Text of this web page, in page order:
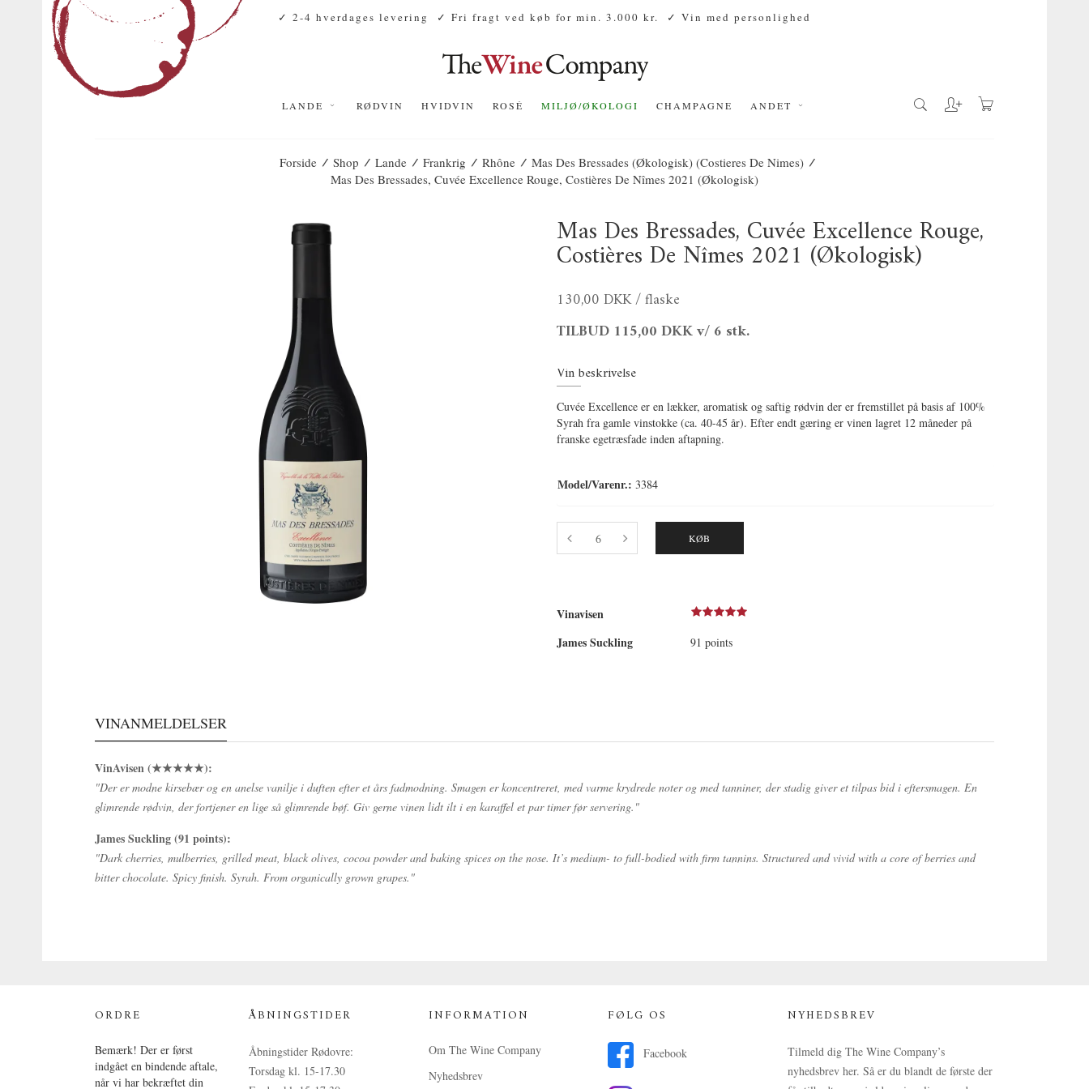
✓ 2-4 hverdages levering ✓ Fri fragt ved køb for min. 3.000 kr. ✓ Vin med personlighed
LANDE RØDVIN HVIDVIN ROSÉ MILJØ/ØKOLOGI CHAMPAGNE ANDET
Forside / Shop / Lande / Frankrig / Rhône / Mas Des Bressades (Økologisk) (Costieres De Nimes) /
Mas Des Bressades, Cuvée Excellence Rouge, Costières De Nîmes 2021 (økologisk)
Mas Des Bressades, Cuvée Excellence Rouge,
Costières De Nîmes 2021 (økologisk)
130,00 DKK/ flaske
TILBUD 115,00 DKKv/ 6 stk.
Vin beskrivelse
Cuvée Excellence er en lækker, aromatisk og saftig rødvin der er fremstillet på basis af 100%
Syrah fra gamle vinstokke (ca. 40-45 år). Efter endt gæring er vinen lagret 12 måneder på
franske egetræsfade inden aftapning.
Model/Varenr.: 3384
KØB
Vinavisen
James Suckling
91 points
VINANMELDELSER
VinAvisen (★★★★★):
"Der er modne kirsebær og en anelse vanilje i duften efter et års fadmodning. Smagen er koncentreret, med varme krydrede noter og med tanniner, der stadig giver et tilpas bid i eftersmagen. En
glimrende rødvin, der fortjener en lige så glimrende bøf. Giv gerne vinen lidt ilt i en karaffel et par timer før servering."
James Suckling (91 points):
"Dark cherries, mulberries, grilled meat, black olives, cocoa powder and baking spices on the nose. It’s medium- to full-bodied with firm tannins. Structured and vivid with a core of berries and
bitter chocolate. Spicy finish. Syrah. From organically grown grapes."
ORDRE
Bemærk! Der er først
indgået en bindende aftale,
når vi har bekræftet din
ÅBNINGSTIDER
Åbningstider Rødovre:
Torsdag kl. 15-17.30
INFORMATION
Om The Wine Company
Nyhedsbrev
FØLG OS
Facebook
NYHEDSBREV
Tilmeld dig The Wine Company’s
nyhedsbrev her. Så er du blandt de første der